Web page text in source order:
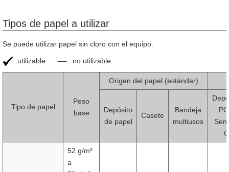
Tipos de papel a utilizar
Se puede utilizar papel sin cloro con el equipo.
: utilizable : no utilizable
Tipo de papel
Peso
base
Origen del papel (estándar)
Depósito
de papel
Casete
Bandeja
multiusos
C
52 g/m²
a